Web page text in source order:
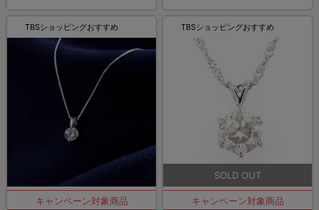
TBSショッピングおすすめ TBSショッピングおすすめ